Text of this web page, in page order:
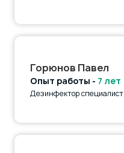
Горюнов Павел
Опыт работы - 7 лет
Дезинфектор специалист